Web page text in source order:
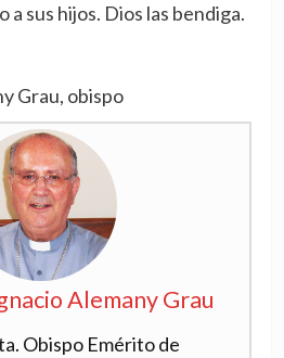
a sus hijos. Dios las bendiga.
Grau, obispo
Alemany Grau
Obispo Emérito de